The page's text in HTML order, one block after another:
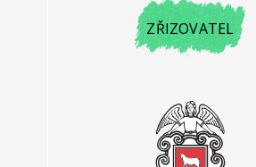
ZŘIZOVATEL